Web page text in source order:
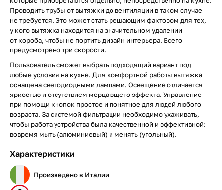
Проводить трубы от вытяжки до вентиляции в таком случае
не требуется. Это может стать решающим фактором для тех,
у кого вытяжка находится на значительном удалении
от короба, чтобы не портить дизайн интерьера. Всего
предусмотрено три скорости.
Пользователь сможет выбрать подходящий вариант под
любые условия на кухне. Для комфортной работы вытяжка
оснащена светодиодными лампами. Освещение отличается
яркостью и отсутствием мерцающего эффекта. Управление
при помощи кнопок простое и понятное для людей любого
возраста. За системой фильтрации необходимо ухаживать,
чтобы работа устройства была качественной и эффективной:
вовремя мыть (алюминиевый) и менять (угольный).
Характеристики
Произведено в Италии